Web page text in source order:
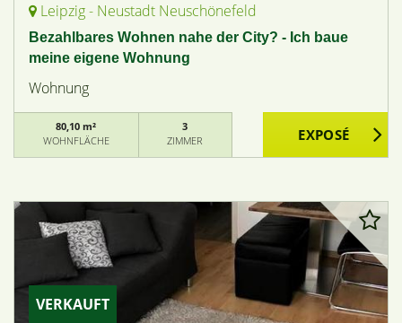
Leipzig - Neustadt Neuschönefeld
Bezahlbares Wohnen nahe der City? - Ich baue
meine eigene Wohnung
Wohnung
80,10 m²
WOHNFLÄCHE
3
ZIMMER
VERKAUFT